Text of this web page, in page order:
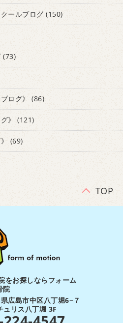
ールブログ (150)
(73)
ログ》 (86)
》 (121)
(69)
TOP
をお探しならフォーム
院
広島市中区八丁堀6−７
ュリス八丁堀 3F